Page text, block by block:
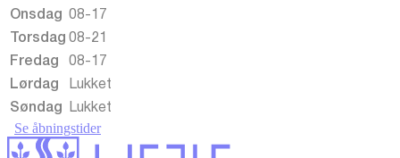
Onsdag 08-17
Torsdag 08-21
Fredag
08-17
Lørdag
Lukket
Søndag
Lukket
Se åbningstider